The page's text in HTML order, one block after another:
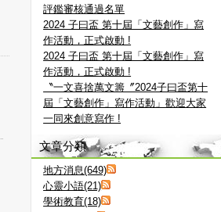
評鑑審核通過名單
2024 子曰盃 第十屆「文藝創作」寫
作活動，正式啟動 !
2024 子曰盃 第十屆「文藝創作」寫
作活動，正式啟動 !
〝一文喜捨萬文籌〞2024子曰盃第十
屆「文藝創作」寫作活動」歡迎大家
一同來創意寫作 !
文章分類
地方消息(649)
心靈小語(21)
學術教育(18)